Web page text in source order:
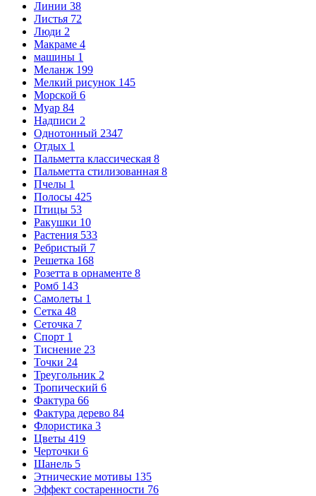
Линии 38
Листья 72
Люди 2
Макраме 4
машины 1
Меланж 199
Мелкий рисунок 145
Морской 6
Муар 84
Надписи 2
Однотонный 2347
Отдых 1
Пальметта классическая 8
Пальметта стилизованная 8
Пчелы 1
Полосы 425
Птицы 53
Ракушки 10
Растения 533
Ребристый 7
Решетка 168
Розетта в орнаменте 8
Ромб 143
Самолеты 1
Сетка 48
Сеточка 7
Спорт 1
Тиснение 23
Точки 24
Треугольник 2
Тропический 6
Фактура 66
Фактура дерево 84
Флористика 3
Цветы 419
Черточки 6
Шанель 5
Этнические мотивы 135
Эффект состаренности 76